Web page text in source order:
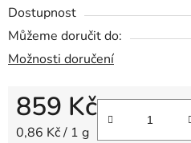
Dostupnost
Můžeme doručit do:
Možnosti doručení
859 Kč
Měrná cena:
0,86 Kč / 1 g